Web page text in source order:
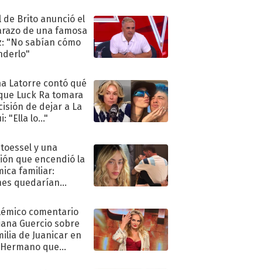
de Brito anunció el
de una famosa
"No sabían cómo
Latorre contó qué
Luck Ra tomara
de dejar a La
"Ella lo..."
y una
que encendió la
familiar:
quedarían
comentario
Guercio sobre
de Juanicar en
que